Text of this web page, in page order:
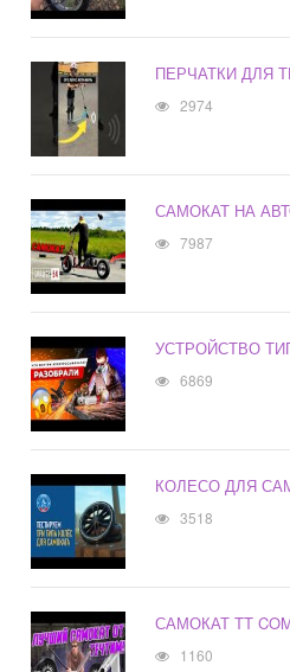
ПЕРЧАТКИ ДЛЯ
2974
САМОКАТ НА
7987
УСТРОЙСТВО
6869
КОЛЕСО ДЛЯ
3518
САМОКАТ TT
1160